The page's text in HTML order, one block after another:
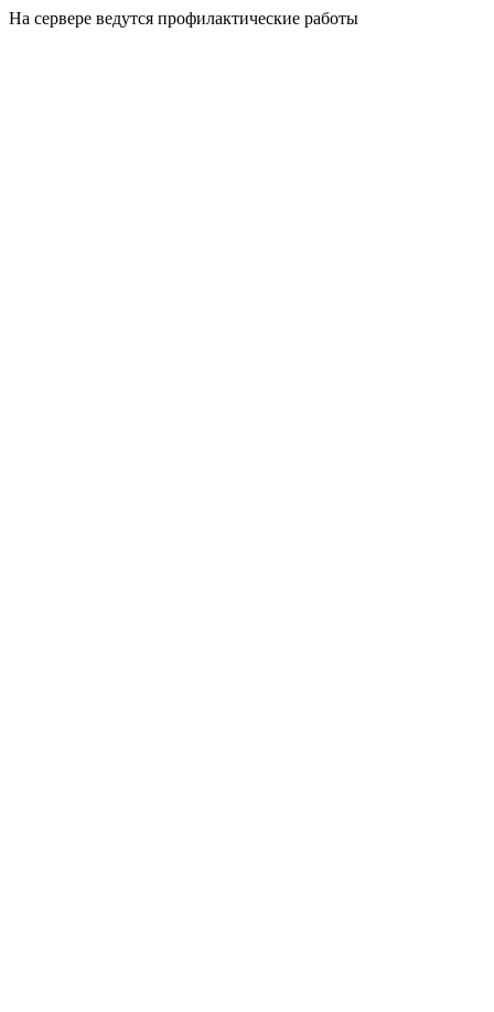
На сервере ведутся профилактические работы